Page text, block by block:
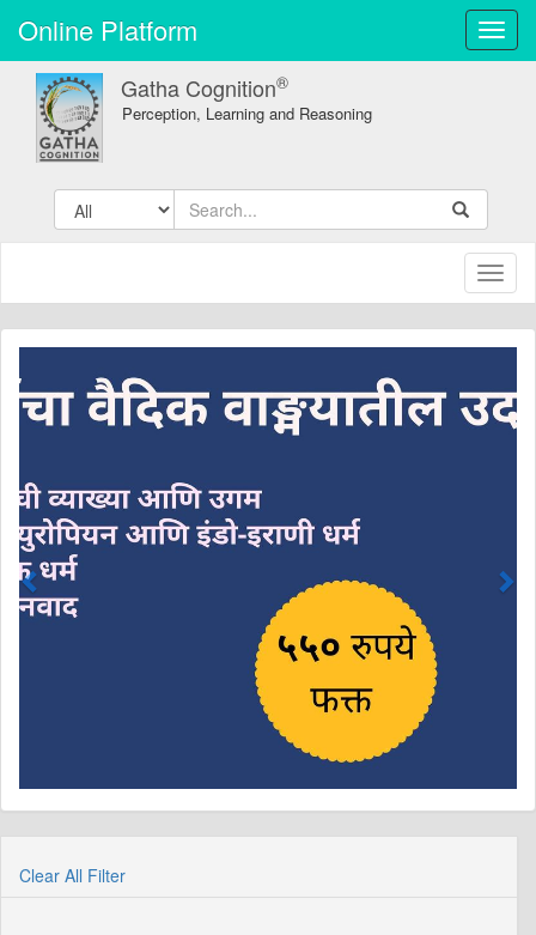
Online Platform
Gatha Cognition®
Perception, Learning and Reasoning
Clear All Filter